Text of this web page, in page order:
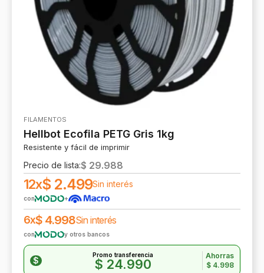
Repuestos
Resinas
Marcas
Anycubic
Bambu Lab
Creality
Elegoo
Hellbot
Kasseld
Snapmaker
FILAMENTOS
Hellbot Ecofila PETG Gris 1kg
Resistente y fácil de imprimir
Precio de lista:$ 29.988
12x$2.499Sin interés
con +
6x$ 4.998Sin interés
con y otros bancos
$
Promo transferencia
$ 24.990
Ahorras
$4.998